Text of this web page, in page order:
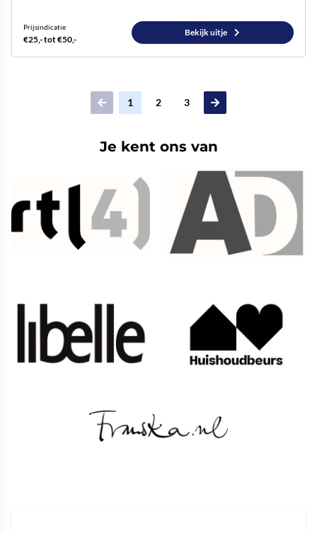
Prijsindicatie
€25,- tot €50,-
Bekijk uitje
1 2 3
Je kent ons van